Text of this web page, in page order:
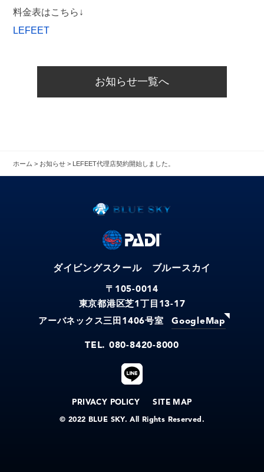
料金表はこちら↓
LEFEET
お知らせ一覧へ
ホーム > お知らせ > LEFEET代理店契約開始しました。
ダイビングスクール ブルースカイ
〒105-0014
東京都港区芝1 丁目 13-17
アーバネックス三田 1406号室 GoogleMap
TEL. 080-8420-8000
PRIVACY POLICY SITE MAP
© 2022 BLUE SKY. All Rights Reserved.